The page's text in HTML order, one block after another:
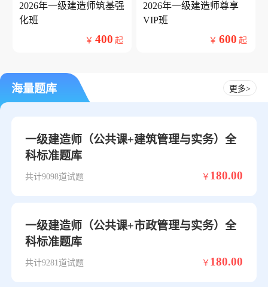
2026年一级建造师筑基强
化班
￥ 400 起
2026年一级建造师尊享
VIP班
￥ 600 起
海量题库 更多>
一级建造师（公共课+建筑管理与实务）全
科标准题库
共计9098道试题 ￥ 180.00
一级建造师（公共课+市政管理与实务）全
科标准题库
共计9281道试题 ￥ 180.00